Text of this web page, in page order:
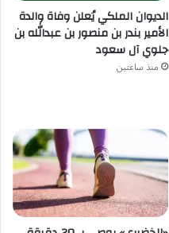
الديوان الملكي يُعلن وفاة والدة
الأمير بندر بن منصور بن عبدالله بن
جلوي آل سعود
منذ ساعتين